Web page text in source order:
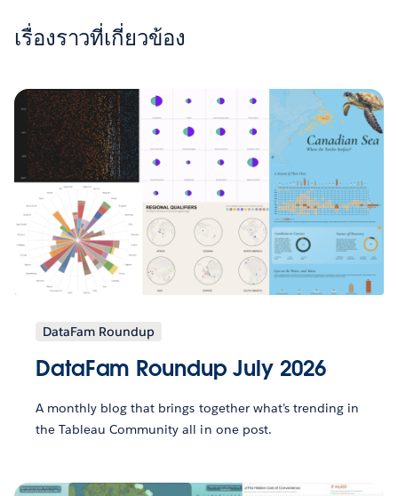
เรื่องราวที่เกี่ยวข้อง
DataFam Roundup
DataFam Roundup July 2026
A monthly blog that brings together what’s trending in
the Tableau Community all in one post.